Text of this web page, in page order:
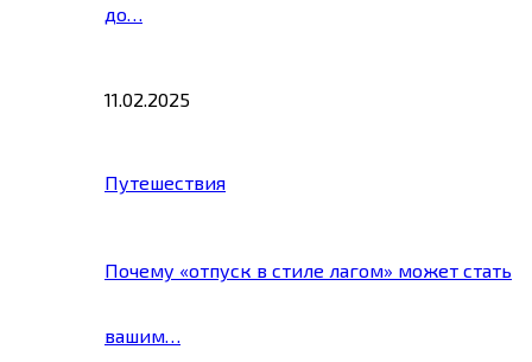
до…
11.02.2025
Путешествия
Почему «отпуск в стиле лагом» может стать
вашим…